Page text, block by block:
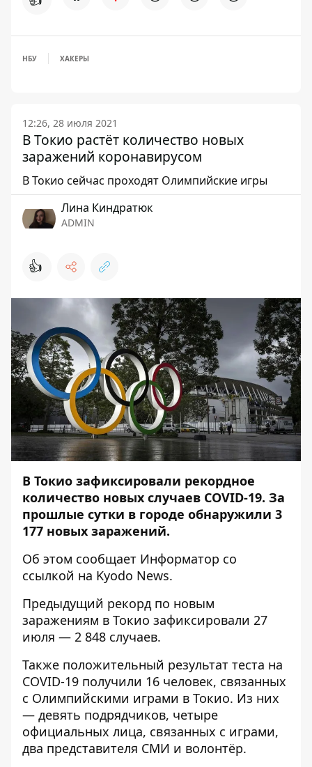
НБУ ХАКЕРЫ
12:26, 28 июля 2021
В Токио растёт количество новых
заражений коронавирусом
В Токио сейчас проходят Олимпийские игры
Лина Киндратюк
ADMIN
👍
В Токио зафиксировали рекордное
количество новых случаев COVID-19. За
прошлые сутки в городе обнаружили 3
177 новых заражений.
Об этом сообщает Информатор со
ссылкой на Kyodo News.
Предыдущий рекорд по новым
заражениям в Токио зафиксировали 27
июля — 2 848 случаев.
Также положительный результат теста на
COVID-19 получили 16 человек, связанных
с Олимпийскими играми в Токио. Из них
— девять подрядчиков, четыре
официальных лица, связанных с играми,
два представителя СМИ и волонтёр.